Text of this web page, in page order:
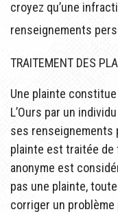
croyez qu’une
renseignements
TRAITEMENT DES
Une plainte
L’Ours par un
ses renseignements
plainte est traitée de
anonyme est
pas une plainte,
corriger un